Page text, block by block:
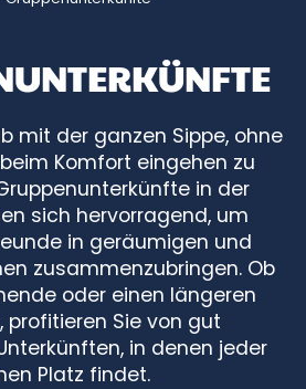
mit der ganzen Sippe, ohne
Komfort eingehen zu
in der
sich hervorragend, um
in geräumigen und
zusammenzubringen. Ob
oder einen längeren
profitieren Sie von gut
in denen jeder
Platz findet.